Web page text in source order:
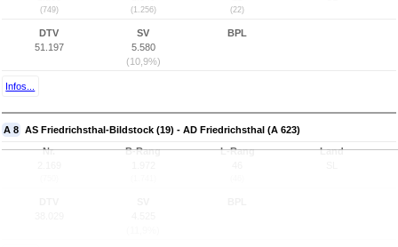
(749) (1.256) (22)
DTV
51.197
SV
5.580
(10,9%)
BPL
Infos...
A 8 AS Friedrichsthal-Bildstock (19) - AD Friedrichsthal (A 623)
Nr.
B-Rang
L-Rang
Land